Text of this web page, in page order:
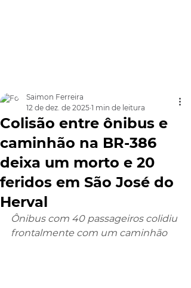
Colisão entre ônibus e
caminhão na BR-386
deixa um morto e 20
feridos em São José do
Herval
Saimon Ferreira
12 de dez. de 2025 1 min de leitura
Ônibus com 40 passageiros colidiu
frontalmente com um caminhão